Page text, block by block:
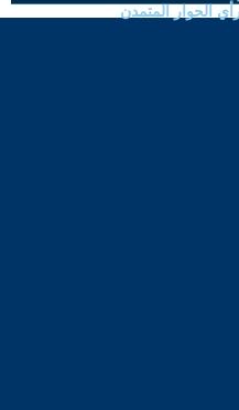
الحوار المتمدن